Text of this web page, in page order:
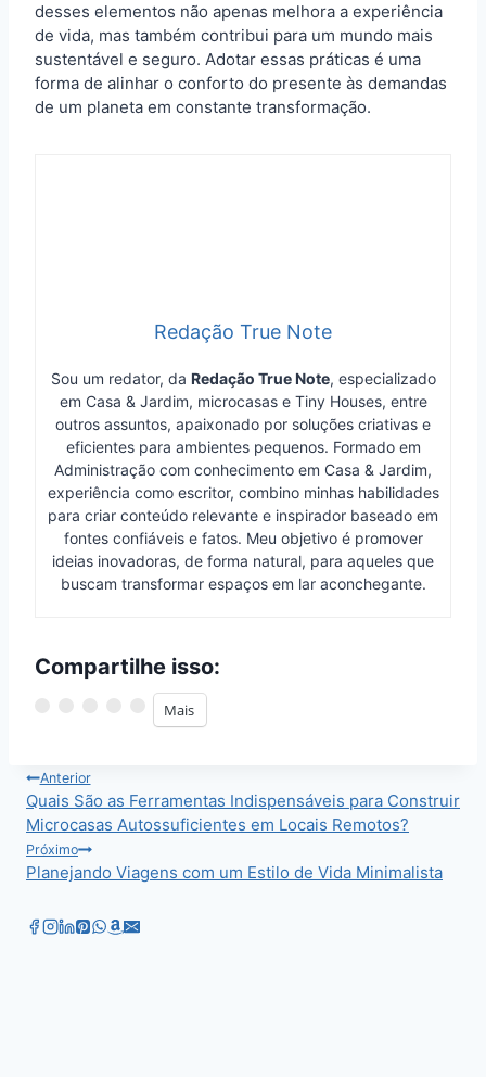
desses elementos não apenas melhora a experiência
de vida, mas também contribui para um mundo mais
sustentável e seguro. Adotar essas práticas é uma
forma de alinhar o conforto do presente às demandas
de um planeta em constante transformação.
Redação True Note
Sou um redator, da Redação True Note, especializado
em Casa & Jardim, microcasas e Tiny Houses, entre
outros assuntos, apaixonado por soluções criativas e
eficientes para ambientes pequenos. Formado em
Administração com conhecimento em Casa & Jardim,
experiência como escritor, combino minhas habilidades
para criar conteúdo relevante e inspirador baseado em
fontes confiáveis e fatos. Meu objetivo é promover
ideias inovadoras, de forma natural, para aqueles que
buscam transformar espaços em lar aconchegante.
Compartilhe isso:
Mais
Navegação
de
Post
Anterior
Quais São as Ferramentas Indispensáveis para Construir
Microcasas Autossuficientes em Locais Remotos?
Próximo
Planejando Viagens com um Estilo de Vida Minimalista